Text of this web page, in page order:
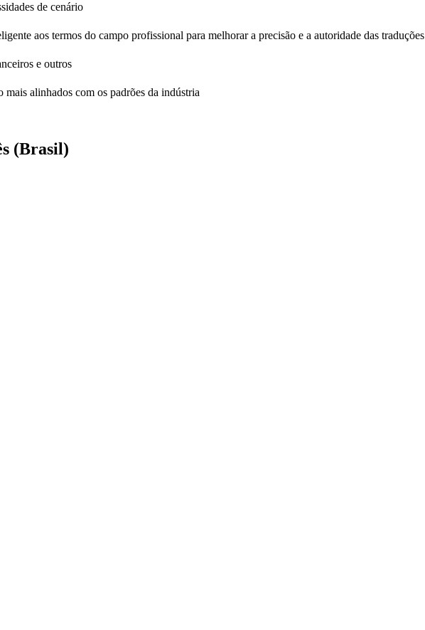
de cenário
aos termos do campo profissional para melhorar a precisão e a autoridade das traduções
e outros
alinhados com os padrões da indústria
(Brasil)